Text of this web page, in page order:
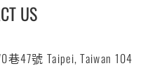
US
47號 Taipei, Taiwan 104